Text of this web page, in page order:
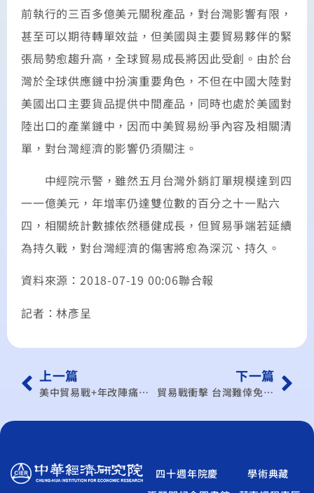
前執行的三百多億美元關稅產品，對台灣影響有限，
甚至可以期待轉單效益，但美國與主要貿易夥伴的緊
張局勢愈趨升高，全球貿易成長將因此受創。由於台
灣於全球供應鏈中扮演重要角色，不但在中國大陸對
美國出口主要貨品提供中間產品，同時也處於美國對
陸出口的產業鏈中，因而中美貿易紛爭內容及相關清
單，對台灣經濟的影響仍須關注。
中經院示警，雖然五月台灣外銷訂單規模達到四
一一億美元，年增率仍達雙位數的百分之十一點六
四，相關統計數據依然穩健成長，但貿易爭端若延續
為持久戰，對台灣經濟的傷害將愈為深沉、持久。
資料來源：2018-07-19 00:06聯合報
記者：林彥呈
上一篇
美中貿易戰+年改陣痛中經院預測：下半年GDP難保2
下一篇
貿易戰衝擊 台灣難倖免…下半年GDP拚保2
四十週年院慶
學術典藏